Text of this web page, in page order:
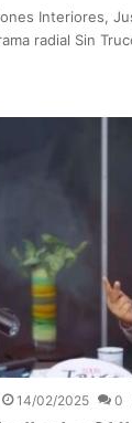
Interiores,
radial Sin
14/02/2025 0